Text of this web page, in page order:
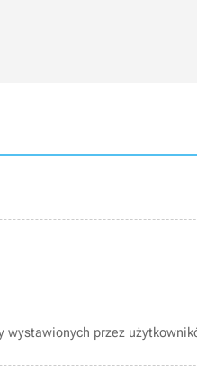
wystawionych przez